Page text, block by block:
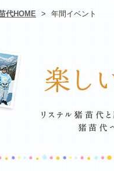
代HOME > 年間イベント